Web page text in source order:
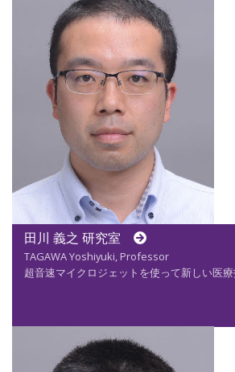
田川 義之 研究室
TAGAWA Yoshiyuki, Professor
超音速マイクロジェットを使って新しい医